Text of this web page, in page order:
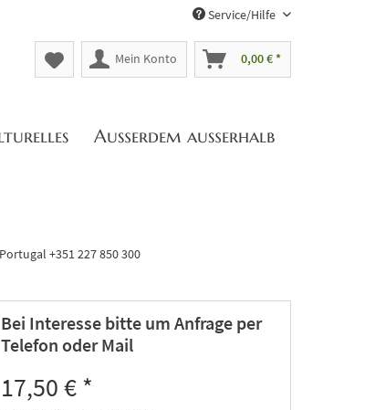
Service/Hilfe
Mein Konto 0,00 € *
Außerdem außerhalb
+351 227 850 300
Bei Interesse bitte um Anfrage per
Telefon oder Mail
17,50 € *